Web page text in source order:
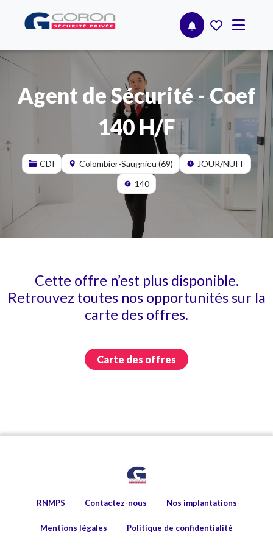
Agent de Sécurité - Coef
140 H/F
CDI Colombier-Saugnieu (69)
JOUR/NUIT
140
Cette offre n’est plus disponible.
Retrouvez toutes nos opportunités sur la
carte des offres.
Carte des offres
RNMPS Contactez-nous Nos implantations
Mentions légales Politique de confidentialité